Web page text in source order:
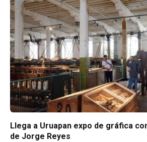
Llega a Uruapan expo de gráfica
de Jorge Reyes